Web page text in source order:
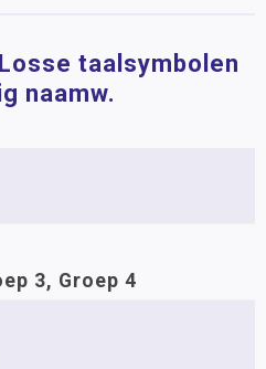
taalsymbolen
naamw.
3, Groep 4